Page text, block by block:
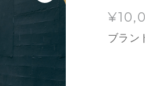
¥
ブラン